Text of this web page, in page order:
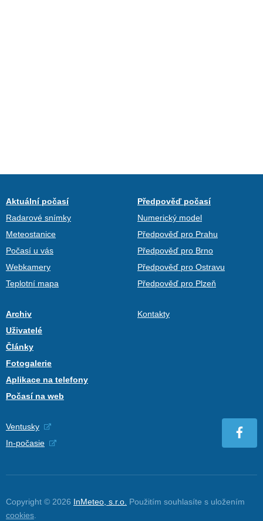
Aktuální počasí
Radarové snímky
Meteostanice
Počasí u vás
Webkamery
Teplotní mapa
Předpověď počasí
Numerický model
Předpověď pro Prahu
Předpověď pro Brno
Předpověď pro Ostravu
Předpověď pro Plzeň
Archiv
Uživatelé
Články
Fotogalerie
Aplikace na telefony
Počasí na web
Kontakty
Ventusky
In-počasie
Copyright © 2026 InMeteo, s.r.o. Použitím souhlasíte s uložením
cookies